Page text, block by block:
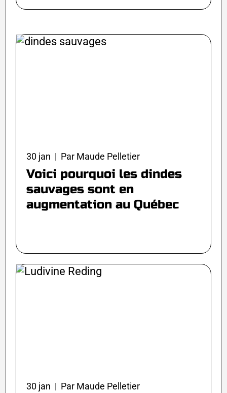
30 jan | Par Maude Pelletier
Voici pourquoi les dindes
sauvages sont en
augmentation au Québec
30 jan | Par Maude Pelletier